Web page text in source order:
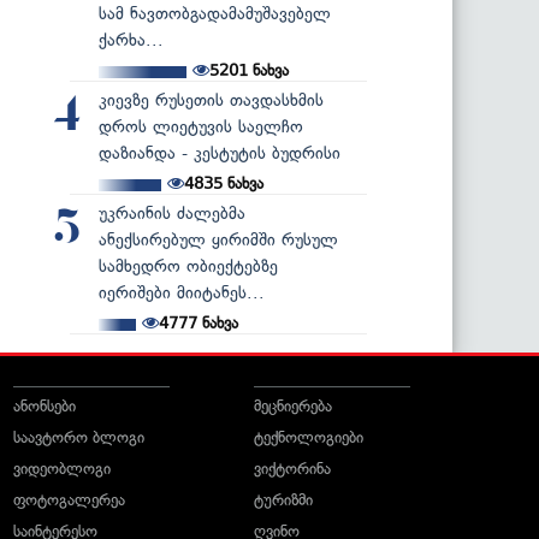
სამ ნავთობგადამამუშავებელ
ქარხა...
5201ნახვა
4
კიევზე რუსეთის თავდასხმის
დროს ლიეტუვის საელჩო
დაზიანდა - კესტუტის ბუდრისი
4835ნახვა
5
უკრაინის ძალებმა
ანექსირებულ ყირიმში რუსულ
სამხედრო ობიექტებზე
იერიშები მიიტანეს...
4777 ნახვა
ანონსები
საავტორო ბლოგი
ვიდეობლოგი
ფოტოგალერეა
საინტერესო
მეცნიერება
ტექნოლოგიები
ვიქტორინა
ტურიზმი
ღვინო